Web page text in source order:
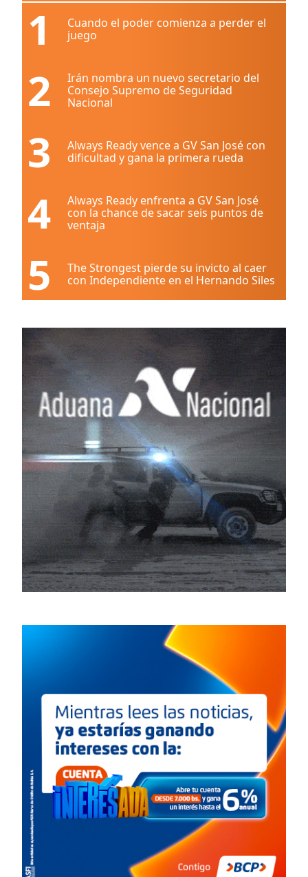
1
Cuando el poder comienza a perder el
juego
2
Irán nombra un nuevo secretario del
Consejo Supremo de Seguridad
Nacional
3
Always Ready vence a GV San José con
dificultad y gana la primera rueda
4
Always Ready enfrenta a GV San José
con la chance de sacar seis puntos de
ventaja
5
The Strongest pierde su invicto al caer
con Independiente en el Hernando Siles